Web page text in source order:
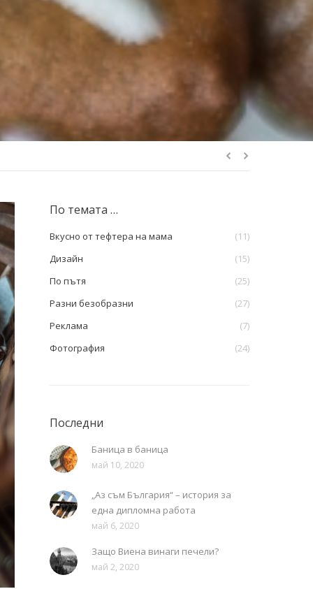
По темата …
Вкусно от тефтера на мама
(11)
Дизайн
(15)
По пътя
(25)
Разни безобразни
(27)
Реклама
(7)
Фотография
(24)
Последни
Баница в баница
май 10, 2020
„Аз съм България“ – история за
една дипломна работа
май 6, 2020
Защо Виена винаги печели?
май 2, 2020